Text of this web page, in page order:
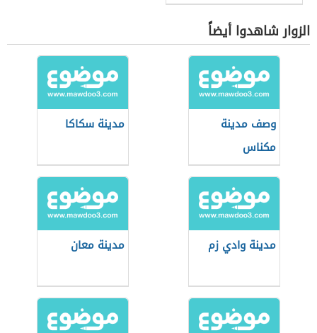
الزوار شاهدوا أيضاً
وصف مدينة
مكناس
مدينة سكاكا
مدينة وادي زم مدينة معان